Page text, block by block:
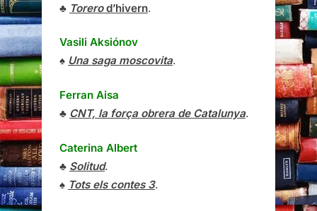
♣ Torerod’hivern.
Vasili Aksiónov
♠ Una saga moscovita.
Ferran Aisa
♣ CNT, la força obrera de Catalunya.
Caterina Albert
♣ Solitud.
♠ Tots els contes 3.